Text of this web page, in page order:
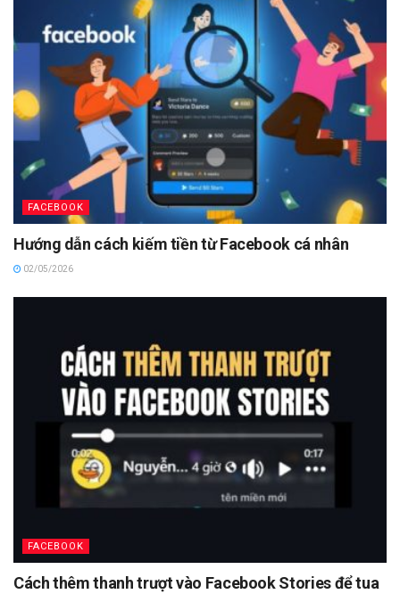
FACEBOOK
Hướng dẫn cách kiếm tiền từ Facebook cá nhân
02/05/2026
FACEBOOK
Cách thêm thanh trượt vào Facebook Stories để tua